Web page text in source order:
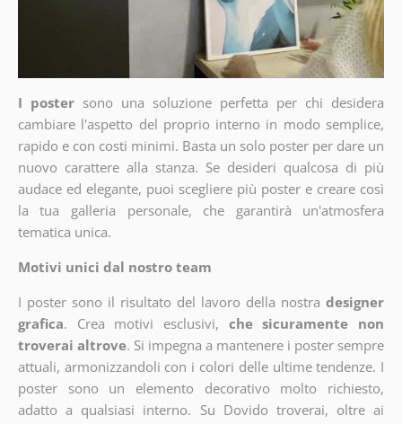
I poster sono una soluzione perfetta per chi desidera
cambiare l'aspetto del proprio interno in modo semplice,
rapido e con costi minimi. Basta un solo poster per dare un
nuovo carattere alla stanza. Se desideri qualcosa di più
audace ed elegante, puoi scegliere più poster e creare così
la tua galleria personale, che garantirà un'atmosfera
tematica unica.
Motivi unici dal nostro team
I poster sono il risultato del lavoro della nostra designer
grafica. Crea motivi esclusivi, che sicuramente non
troverai altrove. Si impegna a mantenere i poster sempre
attuali, armonizzandoli con i colori delle ultime tendenze. I
poster sono un elemento decorativo molto richiesto,
adatto a qualsiasi interno. Su Dovido troverai, oltre ai